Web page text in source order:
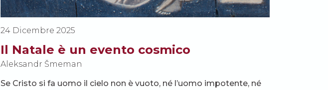
24 Dicembre 2025
Il Natale è un evento cosmico
Aleksandr Šmeman
Se Cristo si fa uomo il cielo non è vuoto, né l’uomo impotente, né